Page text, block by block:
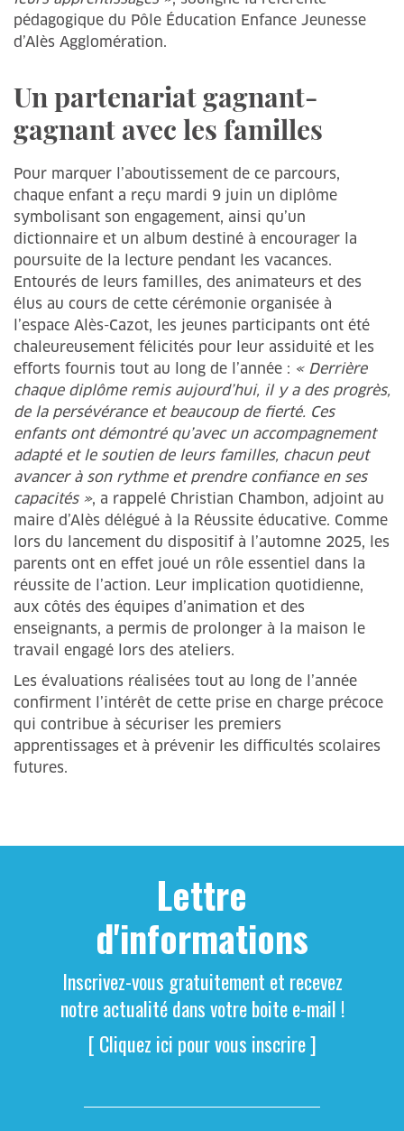
pédagogique du Pôle Éducation Enfance Jeunesse
d’Alès Agglomération.
Un partenariat gagnant-
gagnant avec les familles
Pour marquer l’aboutissement de ce parcours,
chaque enfant a reçu mardi 9 juin un diplôme
symbolisant son engagement, ainsi qu’un
dictionnaire et un album destiné à encourager la
poursuite de la lecture pendant les vacances.
Entourés de leurs familles, des animateurs et des
élus au cours de cette cérémonie organisée à
l’espace Alès-Cazot, les jeunes participants ont été
chaleureusement félicités pour leur assiduité et les
efforts fournis tout au long de l’année : « Derrière
chaque diplôme remis aujourd’hui, il y a des progrès,
de la persévérance et beaucoup de fierté. Ces
enfants ont démontré qu’avec un accompagnement
adapté et le soutien de leurs familles, chacun peut
avancer à son rythme et prendre confiance en ses
capacités », a rappelé Christian Chambon, adjoint au
maire d’Alès délégué à la Réussite éducative. Comme
lors du lancement du dispositif à l’automne 2025, les
parents ont en effet joué un rôle essentiel dans la
réussite de l’action. Leur implication quotidienne,
aux côtés des équipes d’animation et des
enseignants, a permis de prolonger à la maison le
travail engagé lors des ateliers.
Les évaluations réalisées tout au long de l’année
confirment l’intérêt de cette prise en charge précoce
qui contribue à sécuriser les premiers
apprentissages et à prévenir les difficultés scolaires
futures.
Lettre
d'informations
Inscrivez-vous gratuitement et recevez
notre actualité dans votre boite e-mail !
[ Cliquez ici pour vous inscrire ]